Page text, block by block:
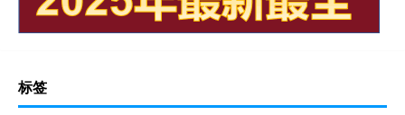
标签